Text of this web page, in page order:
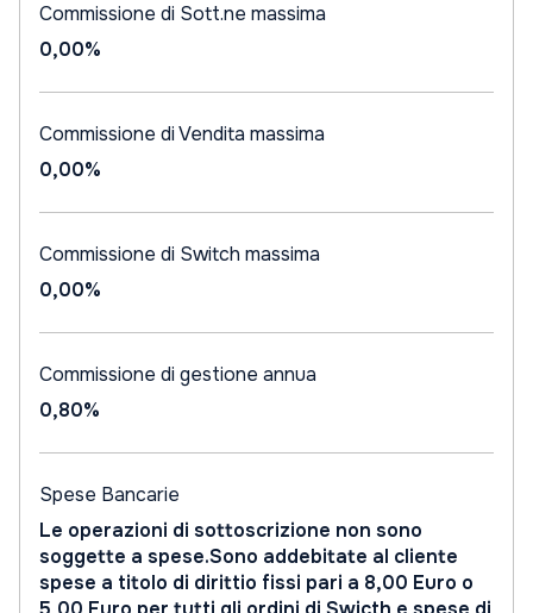
Commissione di Sott.ne massima
0,00%
Commissione di Vendita massima
0,00%
Commissione di Switch massima
0,00%
Commissione di gestione annua
0,80%
Spese Bancarie
Le operazioni di sottoscrizione non sono
soggette a spese.Sono addebitate al cliente
spese a titolo di dirittio fissi pari a 8,00 Euro o